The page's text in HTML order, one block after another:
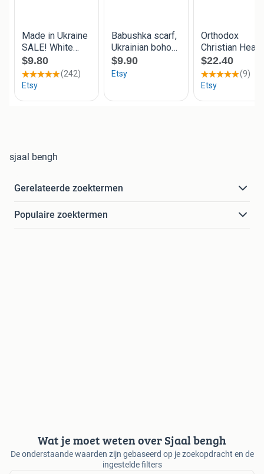
sjaal bengh
Gerelateerde zoektermen
Populaire zoektermen
Wat je moet weten over Sjaal bengh
De onderstaande waarden zijn gebaseerd op je zoekopdracht en de
ingestelde filters